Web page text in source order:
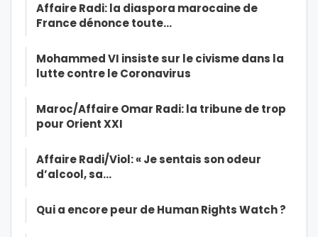
Affaire Radi: la diaspora marocaine de
France dénonce toute…
Mohammed VI insiste sur le civisme dans la
lutte contre le Coronavirus
Maroc/Affaire Omar Radi: la tribune de trop
pour Orient XXI
Affaire Radi/Viol: « Je sentais son odeur
d’alcool, sa…
Qui a encore peur de Human Rights Watch ?